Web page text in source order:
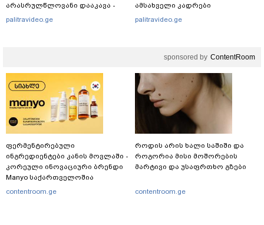
არასრულწლოვანი დააკავა -
შსს ინფორმაციას ავრცელებს
palitravideo.ge
ამსახველი კადრები
ტაილანდიდან მედიაში
palitravideo.ge
sponsored by ContentRoom
ფერმენტირებული
ინგრედიენტები კანის მოვლაში -
კორეული ინოვაციური ბრენდი
Manyo საქართველოშია
contentroom.ge
როდის არის ხალი საშიში და
როგორია მისი მოშორების
მარტივი და უსაფრთხო გზები
contentroom.ge